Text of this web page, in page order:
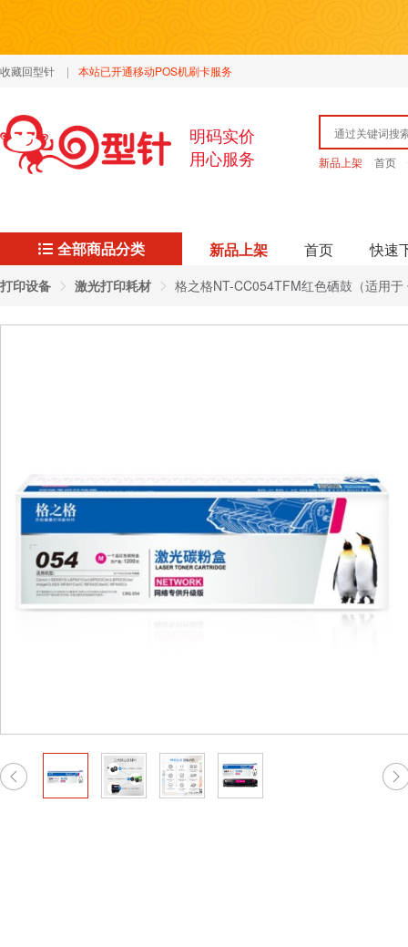
收藏回型针 | 本站已开通移动POS机刷卡服务
明码实价
用心服务
新品上架 首页
全部商品分类 新品上架 首页 快速
打印设备 激光打印耗材 格之格NT-CC054TFM红色硒鼓（适用